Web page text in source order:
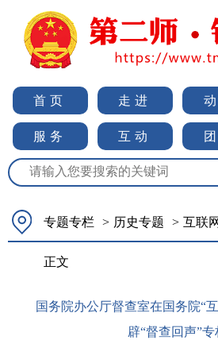
首页 走进
服务 互动
专题专栏 > 历史专题 > 互联
正文
国务院办公厅督查室在国务院“
辟“督查回声”专